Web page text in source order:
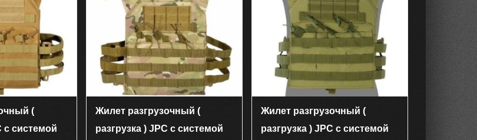
можно
выбрать
на
странице
товара.
(
с системой
Жилет разгрузочный (
разгрузка ) JPC с системой
Жилет разгрузочный (
разгрузка ) JPC с системой